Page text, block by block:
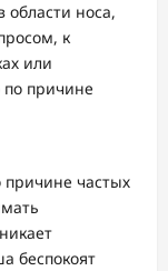
носа,
к
или
по причине
причине частых
беспокоят